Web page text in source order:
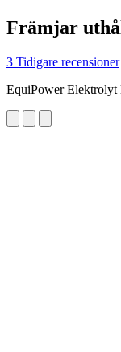
Främjar
3 Tidigare recensioner
EquiPower Elektrolyt